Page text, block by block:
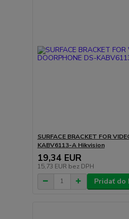
SURFACE BRACKET FOR
KABV6113-A Hikvision
19,34 EUR
15,73 EUR bez DPH
Pridať do